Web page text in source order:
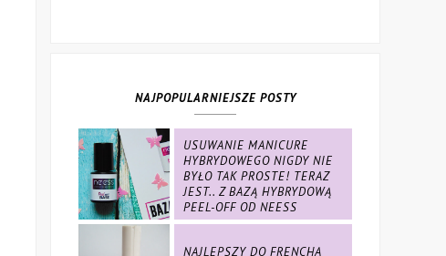
NAJPOPULARNIEJSZE POSTY
USUWANIE MANICURE
HYBRYDOWEGO NIGDY NIE
BYŁO TAK PROSTE! TERAZ
JEST.. Z BAZĄ HYBRYDOWĄ
PEEL-OFF OD NEESS
NAJLEPSZY DO FRENCHA